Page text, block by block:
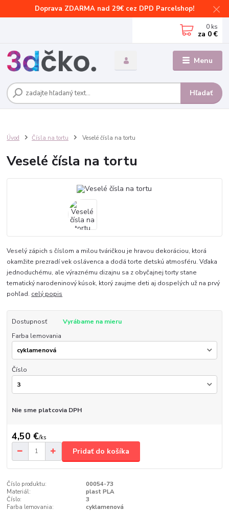
Doprava ZDARMA nad 29€ cez DPD Parcelshop!
Menu
Hľadať
0 ks
za 0 €
Úvod Čísla na tortu Veselé čísla na tortu
Veselé čísla na tortu
Veselý zápich s číslom a milou tváričkou je hravou dekoráciou, ktorá
okamžite prezradí vek oslávenca a dodá torte detskú atmosféru. Vďaka
jednoduchému, ale výraznému dizajnu sa z obyčajnej torty stane
tematický narodeninový kúsok, ktorý zaujme deti aj dospelých už na prvý
pohľad. celý popis
Dostupnosť
Vyrábame na mieru
Farba lemovania
Číslo
Nie sme platcovia DPH
4,50 €/ks
Pridať do košíka
Číslo produktu:
00054-73
Materiál:
plast PLA
Číslo:
3
Farba lemovania:
cyklamenová